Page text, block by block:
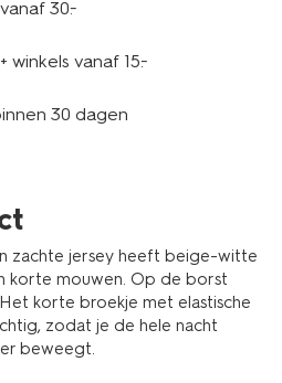
30.-
winkels vanaf 15.-
30 dagen
zachte jersey heeft beige-witte
korte mouwen. Op de borst
korte broekje met elastische
zodat je de hele nacht
beweegt.